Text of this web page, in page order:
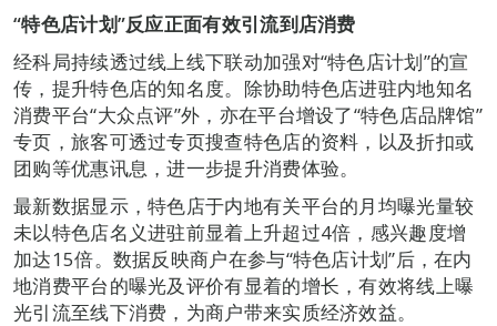
“特色店计划”反应正面有效引流到店消费
经科局持续透过线上线下联动加强对“特色店计划”的宣
传，提升特色店的知名度。除协助特色店进驻内地知名
消费平台“大众点评”外，亦在平台增设了“特色店品牌馆”
专页，旅客可透过专页搜查特色店的资料，以及折扣或
团购等优惠讯息，进一步提升消费体验。
最新数据显示，特色店于内地有关平台的月均曝光量较
未以特色店名义进驻前显着上升超过4倍，感兴趣度增
加达15倍。数据反映商户在参与“特色店计划”后，在内
地消费平台的曝光及评价有显着的增长，有效将线上曝
光引流至线下消费，为商户带来实质经济效益。